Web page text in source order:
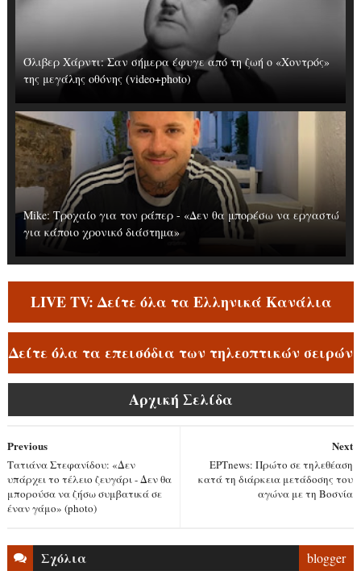
Όλιβερ Χάρντι: Σαν σήμερα έφυγε από τη ζωή ο «Χοντρός»
της μεγάλης οθόνης (video+photo)
Mike: Τροχαίο για τον ράπερ - «Δεν θα μπορέσω να εργαστώ
για κάποιο χρονικό διάστημα»
LIVE TV: Δείτε όλα τα Ελληνικά Κανάλια
Δείτε όλα τα επεισόδια των τηλεοπτικών σειρών
Αρχική Σελίδα
Next
ΕΡΤnews: Πρώτο σε τηλεθέαση
κατά τη διάρκεια μετάδοσης του
αγώνα με τη Βοσνία
Previous
Τατιάνα Στεφανίδου: «Δεν
υπάρχει το τέλειο ζευγάρι - Δεν θα
μπορούσα να ζήσω συμβατικά σε
έναν γάμο» (photo)
Σχόλια blogger